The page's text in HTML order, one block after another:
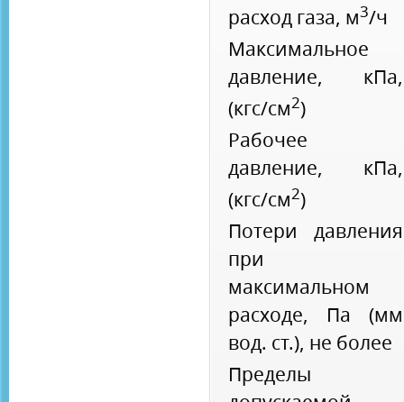
расход газа, м3/ч
Максимальное
давление, кПа,
(кгс/см2)
Рабочее
давление, кПа,
(кгс/см2)
Потери давления
при
максимальном
расходе, Па (мм
вод. ст.), не более
Пределы